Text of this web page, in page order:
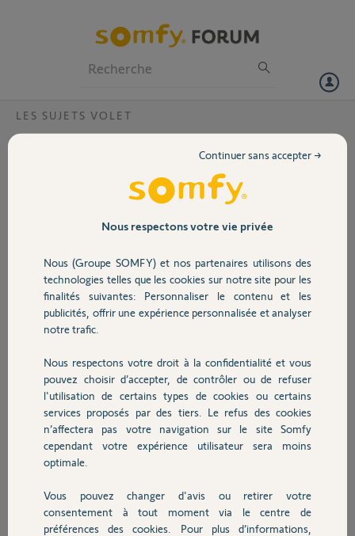
Volet
Sécurité
Domotique
Chauffage
Autres produits
Devis avec un pro
LES SUJETS VOLET
impossible de supprimer des positions ni de
après une mauvaise manipulation(assis sur la télécommande), je
n'arrive plus à réinitialiser mon volet roulant; il s’arrête en plusieurs
monter sans problème en position haute? j'ai déjà coupé le courant,
réinitialisé la telis sans succés ? comment faire, avez vous un
document sur la programmation, est ce le moteur qui est défaillant?
cordialement
Merci,
JOEL G.
il y a plus d'un an
Participer au fil de discussion
Réponses
Nous respectons votre vie privée
Nous (Groupe SOMFY) et nos partenaires utilisons des
technologies telles que les cookies sur notre site pour les
finalités suivantes: Personnaliser le contenu et les
publicités, offrir une expérience personnalisée et analyser
notre trafic.
Nous respectons votre droit à la confidentialité et vous
pouvez choisir d’accepter, de contrôler ou de refuser
l'utilisation de certains types de cookies ou certains
services proposés par des tiers. Le refus des cookies
n’affectera pas votre navigation sur le site Somfy
cependant votre expérience utilisateur sera moins
optimale.
Vous pouvez changer d'avis ou retirer votre
consentement à tout moment via le centre de
préférences des cookies. Pour plus d’informations,
Continuer sans accepter →